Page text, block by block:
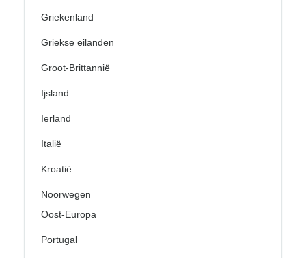
Griekenland
Griekse eilanden
Groot-Brittannië
Ijsland
Ierland
Italië
Kroatië
Noorwegen
Oost-Europa
Portugal